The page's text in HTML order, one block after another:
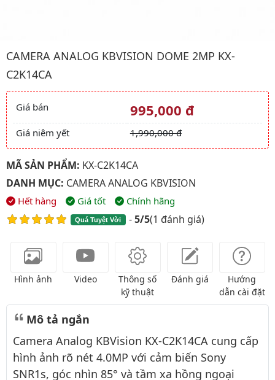
CAMERA ANALOG KBVISION DOME 2MP KX-
C2K14CA
Giá và khuyến mãi
Giá bán 995,000 đ
Giá niêm yết 1,990,000 đ
MÃ SẢN PHẨM: KX-C2K14CA
DANH MỤC: CAMERA ANALOG KBVISION
Hết hàng Giá tốt Chính hãng
Quá Tuyệt Vời -5/5(1 đánh giá)
Hình ảnh Video
Thông số
kỹ thuật
Đánh giá
Hướng
dẫn cài đặt
Mô tả ngắn
Camera Analog KBVision KX-C2K14CA cung cấp
hình ảnh rõ nét 4.0MP với cảm biến Sony
SNR1s, góc nhìn 85° và tầm xa hồng ngoại